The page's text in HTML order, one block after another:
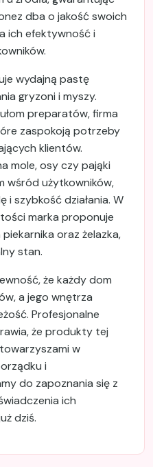
dba o jakość swoich
ich efektywność i
wydajną pastę
gryzoni i myszy.
preparatów, firma
zaspokoją potrzeby
klientów.
mole, osy czy pająki
wśród użytkowników,
szybkość działania. W
marka proponuje
oraz żelazka,
stan.
że każdy dom
a jego wnętrza
Profesjonalne
że produkty tej
w
i
do zapoznania się z
ich
dziś.